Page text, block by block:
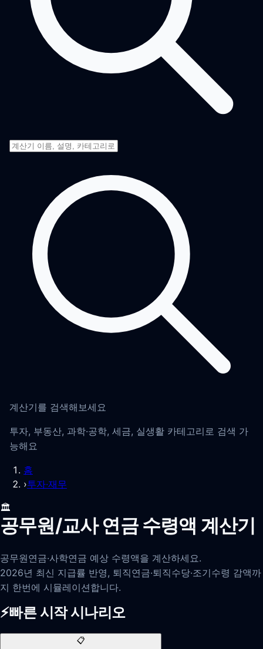
계산기를 검색해보세요
투자, 부동산, 과학·공학, 세금, 실생활 카테고리로 검색 가
능해요
홈
›투자·재무
🏛️
공무원/교사 연금 수령액 계산기
공무원연금·사학연금 예상 수령액을 계산하세요.
2026년 최신 지급률 반영, 퇴직연금·퇴직수당·조기수령 감액까
지 한번에 시뮬레이션합니다.
⚡빠른 시작 시나리오
📋